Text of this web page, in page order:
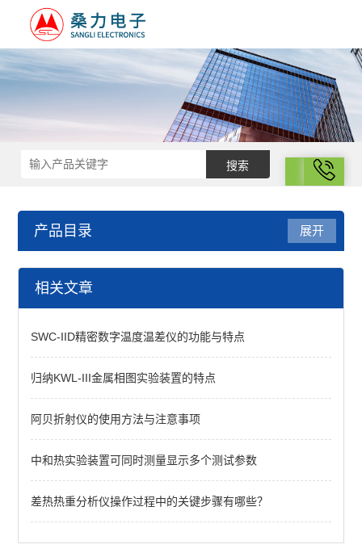
拨号
产品目录
光化学
展开
相关文章
SWC-IID精密数字温度温差仪的功能与特点
归纳KWL-III金属相图实验装置的特点
阿贝折射仪的使用方法与注意事项
中和热实验装置可同时测量显示多个测试参数
差热热重分析仪操作过程中的关键步骤有哪些？